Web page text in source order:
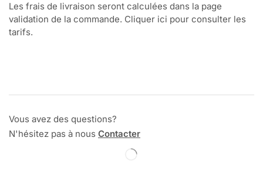
Les frais de livraison seront calculées dans la page
validation de la commande. Cliquer ici pour consulter les
tarifs.
Vous avez des questions?
N'hésitez pas à nous Contacter